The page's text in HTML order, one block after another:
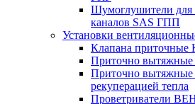
Шумоглушители для
каналов SAS ГПП
Установки
Клапана
Приточно вытяжные
Приточно
рекуперацией тепла
Проветриватели